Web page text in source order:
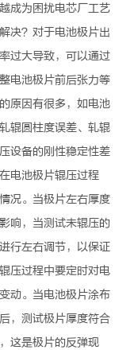
成为困扰电芯厂工艺
决？对于电池极片出
过大导致，可以通过
电池极片前后张力等
原因有很多，如电池
辊圆柱度误差、轧辊
设备的刚性稳定性差
电池极片辊压过程
况。当极片左右厚度
响，当测试未辊压的
行左右调节，以保证
压过程中要定时对电
动。当电池极片涂布
，测试极片厚度符合
这是极片的反弹现